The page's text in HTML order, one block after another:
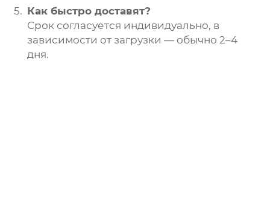
Как быстро доставят?
Срок согласуется индивидуально, в
зависимости от загрузки — обычно 2–4
дня.